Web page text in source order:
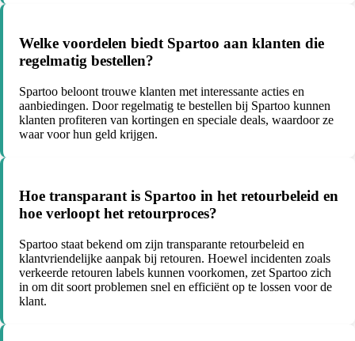
Welke voordelen biedt Spartoo aan klanten die
regelmatig bestellen?
Spartoo beloont trouwe klanten met interessante acties en
aanbiedingen. Door regelmatig te bestellen bij Spartoo kunnen
klanten profiteren van kortingen en speciale deals, waardoor ze
waar voor hun geld krijgen.
Hoe transparant is Spartoo in het retourbeleid en
hoe verloopt het retourproces?
Spartoo staat bekend om zijn transparante retourbeleid en
klantvriendelijke aanpak bij retouren. Hoewel incidenten zoals
verkeerde retouren labels kunnen voorkomen, zet Spartoo zich
in om dit soort problemen snel en efficiënt op te lossen voor de
klant.